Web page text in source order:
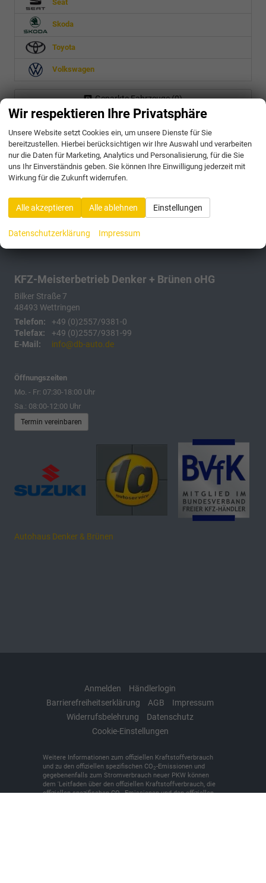
Skoda
Toyota
Volkswagen
Geparkte Fahrzeuge (0)
175 Fahrzeuge
KFZ-Meisterbetrieb Denker + Brünen oHG
Bilker Straße 7
48493 Wettringen
Telefon:
+49 (0)2557/9381-0
Telefax:
+49 (0)2557/9381-99
E-Mail:
info@db-auto.de
Öffnungszeiten
Mo. - Fr: 07:30-18:00 Uhr
Sa.: 08:00-12:00 Uhr
Termin vereinbaren
Autohaus Denker & Brünen
Anmelden
Händlerlogin
Barrierefreiheitserklärung
AGB
Impressum
Widerrufsbelehrung
Datenschutz
Cookie-Einstellungen
Weitere Informationen zum offiziellen Kraftstoffverbrauch
und zu den offiziellen spezifischen CO2-Emissionen und
gegebenenfalls zum Stromverbrauch neuer PKW können
dem 'Leitfaden über den offiziellen Kraftstoffverbrauch, die
offiziellen spezifischen CO -Emissionen und den offiziellen
Wir respektieren Ihre Privatsphäre
Unsere Website setzt Cookies ein, um unsere Dienste für Sie
bereitzustellen. Hierbei berücksichtigen wir Ihre Auswahl und verarbeiten
nur die Daten für Marketing, Analytics und Personalisierung, für die Sie
uns Ihr Einverständnis geben. Sie können Ihre Einwilligung jederzeit mit
Wirkung für die Zukunft widerrufen.
Alle akzeptieren Alle ablehnen Einstellungen
Datenschutzerklärung Impressum